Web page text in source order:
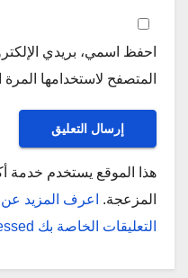
احفظ اسمي، بريدي
المتصفح لاستخدامها
هذا الموقع يستخدم خدمة
المزعجة.
اعرف المزيد عن
التعليقات الخاصة بك processed